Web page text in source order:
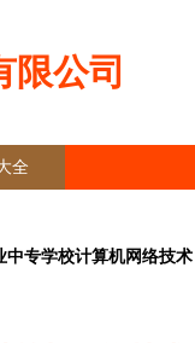
限公司
全
中专学校计算机网络技术